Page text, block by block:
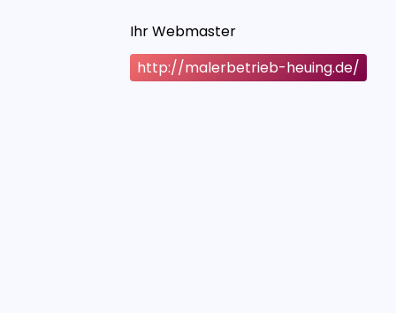
Ihr Webmaster
http://malerbetrieb-heuing.de/